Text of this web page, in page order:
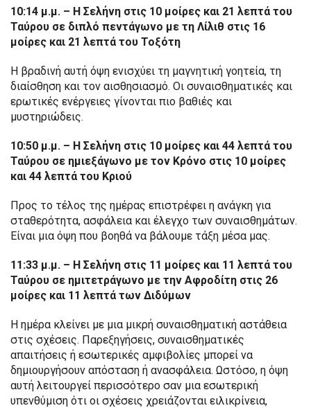
10:14 μ.μ. – Η Σελήνη στις 10 μοίρες και 21 λεπτά του
Ταύρου σε διπλό πεντάγωνο με τη Λίλιθ στις 16
μοίρες και 21 λεπτά του Τοξότη
Η βραδινή αυτή όψη ενισχύει τη μαγνητική γοητεία, τη
διαίσθηση και τον αισθησιασμό. Οι συναισθηματικές και
ερωτικές ενέργειες γίνονται πιο βαθιές και
μυστηριώδεις.
10:50 μ.μ. – Η Σελήνη στις 10 μοίρες και 44 λεπτά του
Ταύρου σε ημιεξάγωνο με τον Κρόνο στις 10 μοίρες
και 44 λεπτά του Κριού
Προς το τέλος της ημέρας επιστρέφει η ανάγκη για
σταθερότητα, ασφάλεια και έλεγχο των συναισθημάτων.
Είναι μια όψη που βοηθά να βάλουμε τάξη μέσα μας.
11:33 μ.μ. – Η Σελήνη στις 11 μοίρες και 11 λεπτά του
Ταύρου σε ημιτετράγωνο με την Αφροδίτη στις 26
μοίρες και 11 λεπτά των Διδύμων
Η ημέρα κλείνει με μια μικρή συναισθηματική αστάθεια
στις σχέσεις. Παρεξηγήσεις, συναισθηματικές
απαιτήσεις ή εσωτερικές αμφιβολίες μπορεί να
δημιουργήσουν απόσταση ή ανασφάλεια. Ωστόσο, η όψη
αυτή λειτουργεί περισσότερο σαν μια εσωτερική
υπενθύμιση ότι οι σχέσεις χρειάζονται ειλικρίνεια,